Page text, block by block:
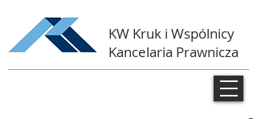
KW Kruk i Wspólnicy
Kancelaria Prawnicza